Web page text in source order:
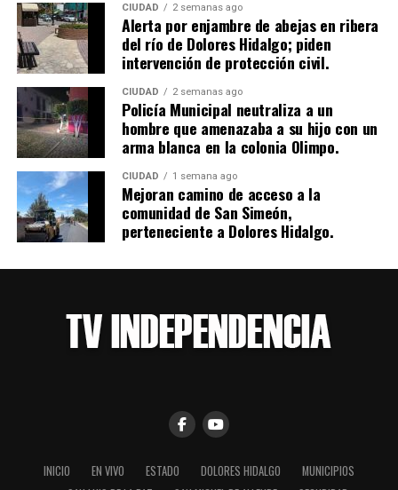
CIUDAD 2 semanas ago
Alerta por enjambre de abejas en ribera
del río de Dolores Hidalgo; piden
intervención de protección civil.
CIUDAD 2 semanas ago
Policía Municipal neutraliza a un
hombre que amenazaba a su hijo con un
arma blanca en la colonia Olimpo.
CIUDAD 1 semana ago
Mejoran camino de acceso a la
comunidad de San Simeón,
perteneciente a Dolores Hidalgo.
INICIO EN VIVO ESTADO DOLORES HIDALGO
MUNICIPIOS